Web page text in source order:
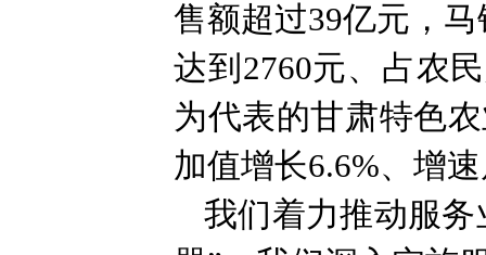
售额超过39亿元，
达到2760元、占农
为代表的甘肃特色
加值增长6.6%、增
我们着力推动服